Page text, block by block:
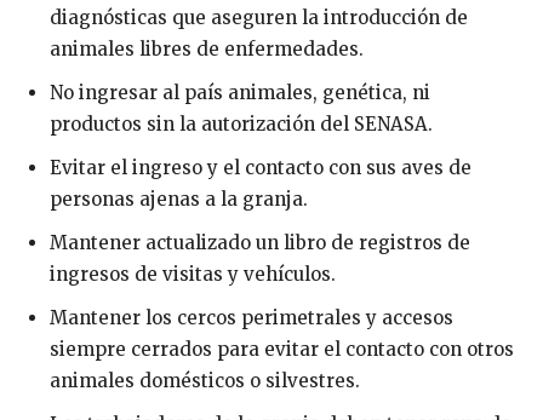
diagnósticas que aseguren la introducción de
animales libres de enfermedades.
No ingresar al país animales, genética, ni
productos sin la autorización del SENASA.
Evitar el ingreso y el contacto con sus aves de
personas ajenas a la granja.
Mantener actualizado un libro de registros de
ingresos de visitas y vehículos.
Mantener los cercos perimetrales y accesos
siempre cerrados para evitar el contacto con otros
animales domésticos o silvestres.